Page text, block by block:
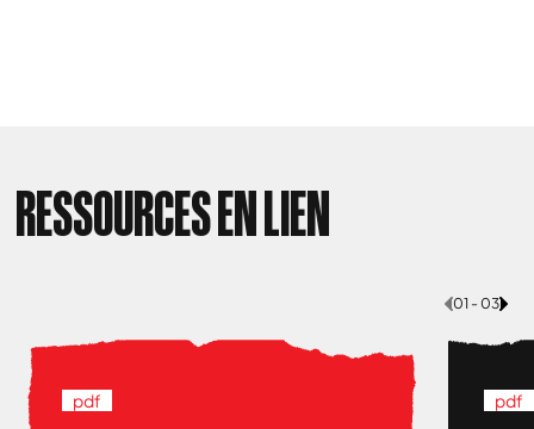
RESSOURCES EN LIEN
01 - 03
pdf pdf